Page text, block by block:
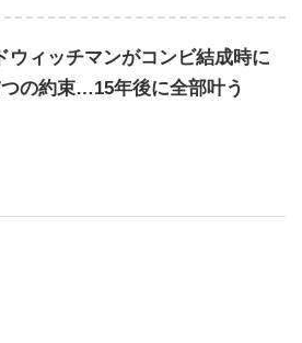
ウィッチマンがコンビ結成時に
つの約束…15年後に全部叶う